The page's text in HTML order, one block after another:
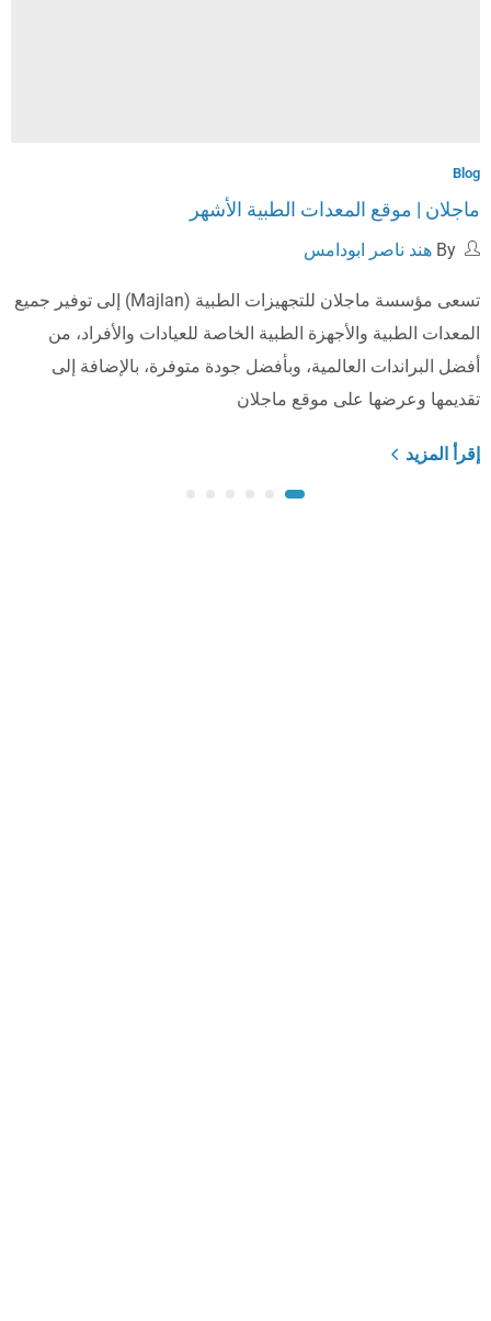
Blog
ماجلان | موقع المعدات الطبية الأشهر
هند ناصر ابودامس
تسعى مؤسسة ماجلان للتجهيزات الطبية (Majlan) إلى توفير جميع
المعدات الطبية والأجهزة الطبية الخاصة للعيادات والأفراد، من
أفضل البراندات العالمية، وبأفضل جودة متوفرة، بالإضافة إلى
تقديمها وعرضها على موقع ماجلان
إقرأ المزيد